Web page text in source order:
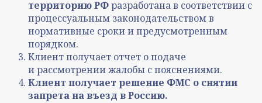
территорию РФразработана в соответствии с
процессуальным законодательствомв
нормативные срокиипредусмотренным
порядком.
Клиент получает отчет о подаче
и рассмотрении жалобы с пояснениями.
Клиент получает решение ФМС о снятии
запрета на въезд в Россию.